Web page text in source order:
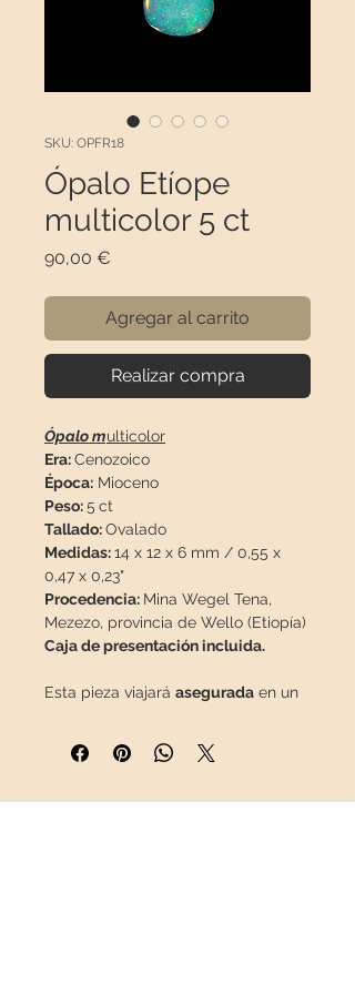
SKU: OPFR18
Ópalo Etíope
multicolor 5 ct
90,00 €
Agregar al carrito
Realizar compra
Ópalo multicolor
Era:Cenozoico
Época: Mioceno
Peso:5 ct
Tallado:Ovalado
Medidas:14 x 12 x 6 mm / 0,55 x
0,47 x 0,23"
Procedencia: Mina Wegel Tena,
Mezezo, provincia de Wello (Etiopía)
Caja de presentación incluida.
Esta pieza viajará asegurada en un
en perfecto estado.